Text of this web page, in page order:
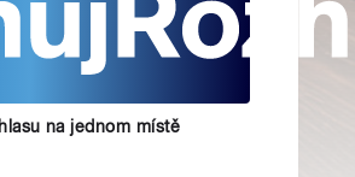
na jednom místě